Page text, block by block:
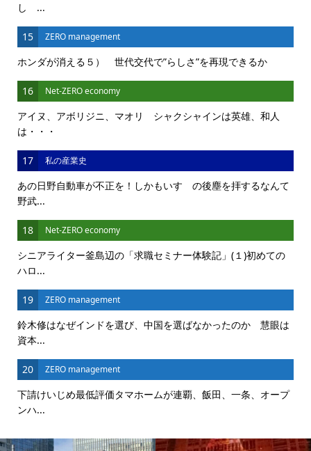
し ...
15 ZERO management
ホンダが消える５） 世代交代で”らしさ”を再現できるか
16 Net-ZERO economy
アイヌ、アボリジニ、マオリ シャクシャインは英雄、和人
は・・・
17 私の産業史
あの日野自動車が不正を！しかもいすゞの後塵を拝するなんて
野武...
18 Net-ZERO economy
シニアライター釜島辺の「求職セミナー体験記」(１)初めての
ハロ...
19 ZERO management
鈴木修はなぜインドを選び、中国を選ばなかったのか 慧眼は
資本...
20 ZERO management
下請けいじめ最低評価タマホームが連覇、飯田、一条、オープ
ンハ...